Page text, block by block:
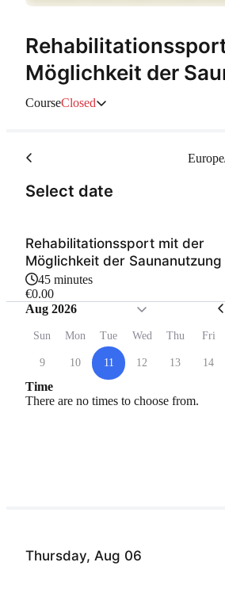
Möglichkeit der
CourseClosed
Thursday, Aug 06
Select date
Rehabilitationssport mit der
Möglichkeit der Saunanutzung
45 minutes
€0.00
Aug 2026
Sun Mon Tue Wed Thu Fri
9 10 11 12 13 14
Time
There are no times to choose from.